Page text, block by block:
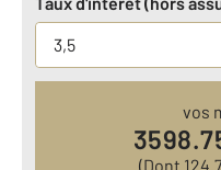
vos
(Dont